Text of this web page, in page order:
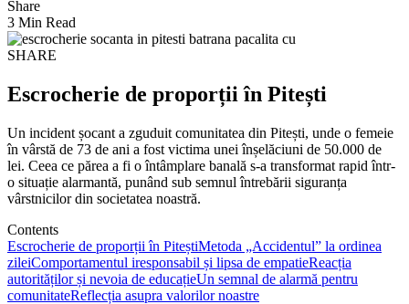
Share
3 Min Read
SHARE
Escrocherie de proporții în Pitești
Un incident șocant a zguduit comunitatea din Pitești, unde o femeie
în vârstă de 73 de ani a fost victima unei înșelăciuni de 50.000 de
lei. Ceea ce părea a fi o întâmplare banală s-a transformat rapid într-
o situație alarmantă, punând sub semnul întrebării siguranța
vârstnicilor din societatea noastră.
Contents
Escrocherie de proporții în PiteștiMetoda „Accidentul” la ordinea
zileiComportamentul iresponsabil și lipsa de empatieReacția
autorităților și nevoia de educațieUn semnal de alarmă pentru
comunitateReflecția asupra valorilor noastre